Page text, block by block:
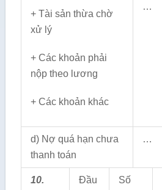
+ Tài sản thừa chờ
xử lý
+ Các khoản phải
nộp theo lương
+ Các khoản khác
…
d) Nợ quá hạn chưa
thanh toán
…
10. Đầu Số